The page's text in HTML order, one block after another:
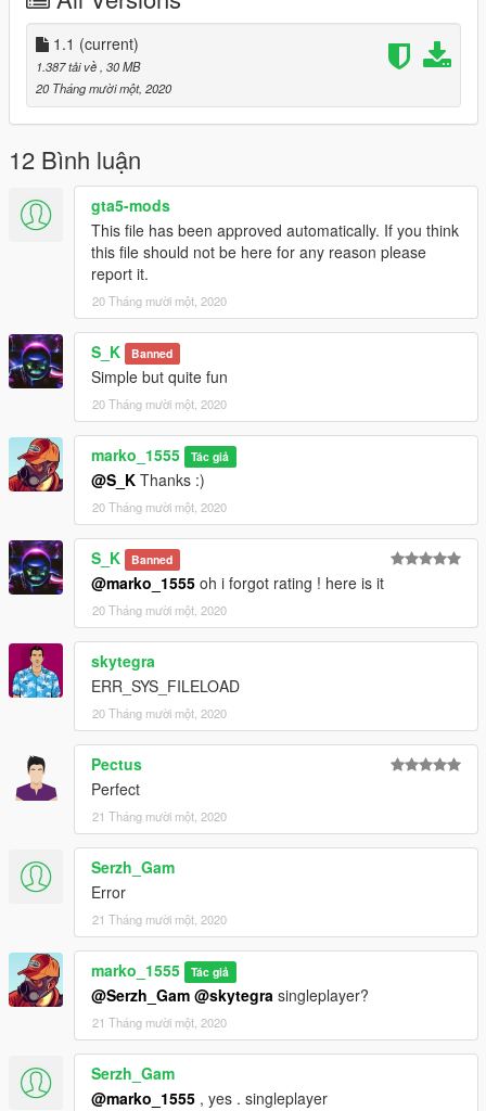
1.1 (current)
1.387 tải về , 30 MB
20 Tháng mười một, 2020
12 Bình luận
gta5-mods
This file has been approved automatically. If you think
this file should not be here for any reason please
report it.
20 Tháng mười một, 2020
S_K Banned
Simple but quite fun
20 Tháng mười một, 2020
marko_1555 Tác giả
@S_K Thanks :)
20 Tháng mười một, 2020
S_K Banned
@marko_1555 oh i forgot rating ! here is it
20 Tháng mười một, 2020
skytegra
ERR_SYS_FILELOAD
20 Tháng mười một, 2020
Pectus
Perfect
21 Tháng mười một, 2020
Serzh_Gam
Error
21 Tháng mười một, 2020
marko_1555 Tác giả
@Serzh_Gam @skytegra singleplayer?
21 Tháng mười một, 2020
Serzh_Gam
@marko_1555 , yes . singleplayer